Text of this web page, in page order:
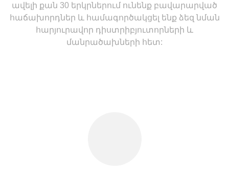
ավելի քան 30 երկրներում ունենք բավարարված
հաճախորդներ և համագործակցել ենք ձեզ նման
հարյուրավոր դիստրիբյուտորների և
մանրածախների հետ: